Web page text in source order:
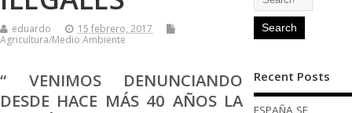
eduardo
15 febrero, 2017
Agricultura/Medio Ambiente
“ VENIMOS DENUNCIANDO
DESDE HACE MÁS 40 AÑOS LA
Recent Posts
ESPAÑA SE